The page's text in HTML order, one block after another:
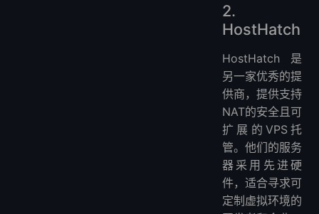
2.
HostHatch
HostHatch是
另一家优秀的提
供商，提供支持
NAT的安全且可
扩展的VPS托
管。他们的服务
器采用先进硬
件，适合寻求可
定制虚拟环境的